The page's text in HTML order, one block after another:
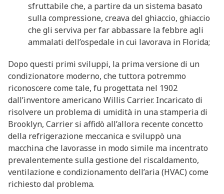
sfruttabile che, a partire da un sistema basato
sulla compressione, creava del ghiaccio, ghiaccio
che gli serviva per far abbassare la febbre agli
ammalati dell’ospedale in cui lavorava in Florida;
Dopo questi primi sviluppi, la prima versione di un
condizionatore moderno, che tuttora potremmo
riconoscere come tale, fu progettata nel 1902
dall’inventore americano Willis Carrier. Incaricato di
risolvere un problema di umidità in una stamperia di
Brooklyn, Carrier si affidò all’allora recente concetto
della refrigerazione meccanica e sviluppò una
macchina che lavorasse in modo simile ma incentrato
prevalentemente sulla gestione del riscaldamento,
ventilazione e condizionamento dell’aria (HVAC) come
richiesto dal problema.